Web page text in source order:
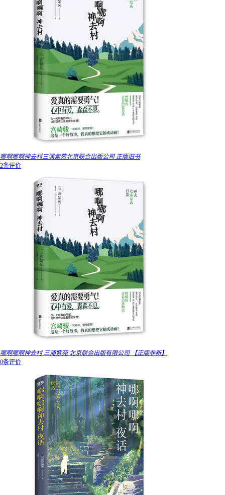
哪啊哪啊神去村三浦紫苑北京联合出版公司 正版旧书
2条评价
哪啊哪啊神去村 三浦紫苑 北京联合出版有限公司 【正版非新】
0条评价